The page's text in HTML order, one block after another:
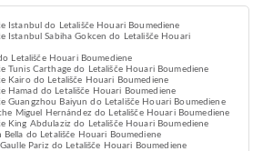
Istanbul do Letališče Houari Boumediene
Istanbul Sabiha Gokcen do Letališče Houari
Letališče Houari Boumediene
Tunis Carthage do Letališče Houari Boumediene
Kairo do Letališče Houari Boumediene
Hamad do Letališče Houari Boumediene
Guangzhou Baiyun do Letališče Houari Boumediene
Miguel Hernández do Letališče Houari Boumediene
King Abdulaziz do Letališče Houari Boumediene
Bella do Letališče Houari Boumediene
Pariz do Letališče Houari Boumediene